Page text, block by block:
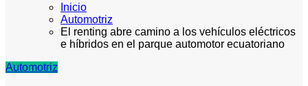
Inicio
Automotriz
El renting abre camino a los vehículos eléctricos
e híbridos en el parque automotor ecuatoriano
Automotriz